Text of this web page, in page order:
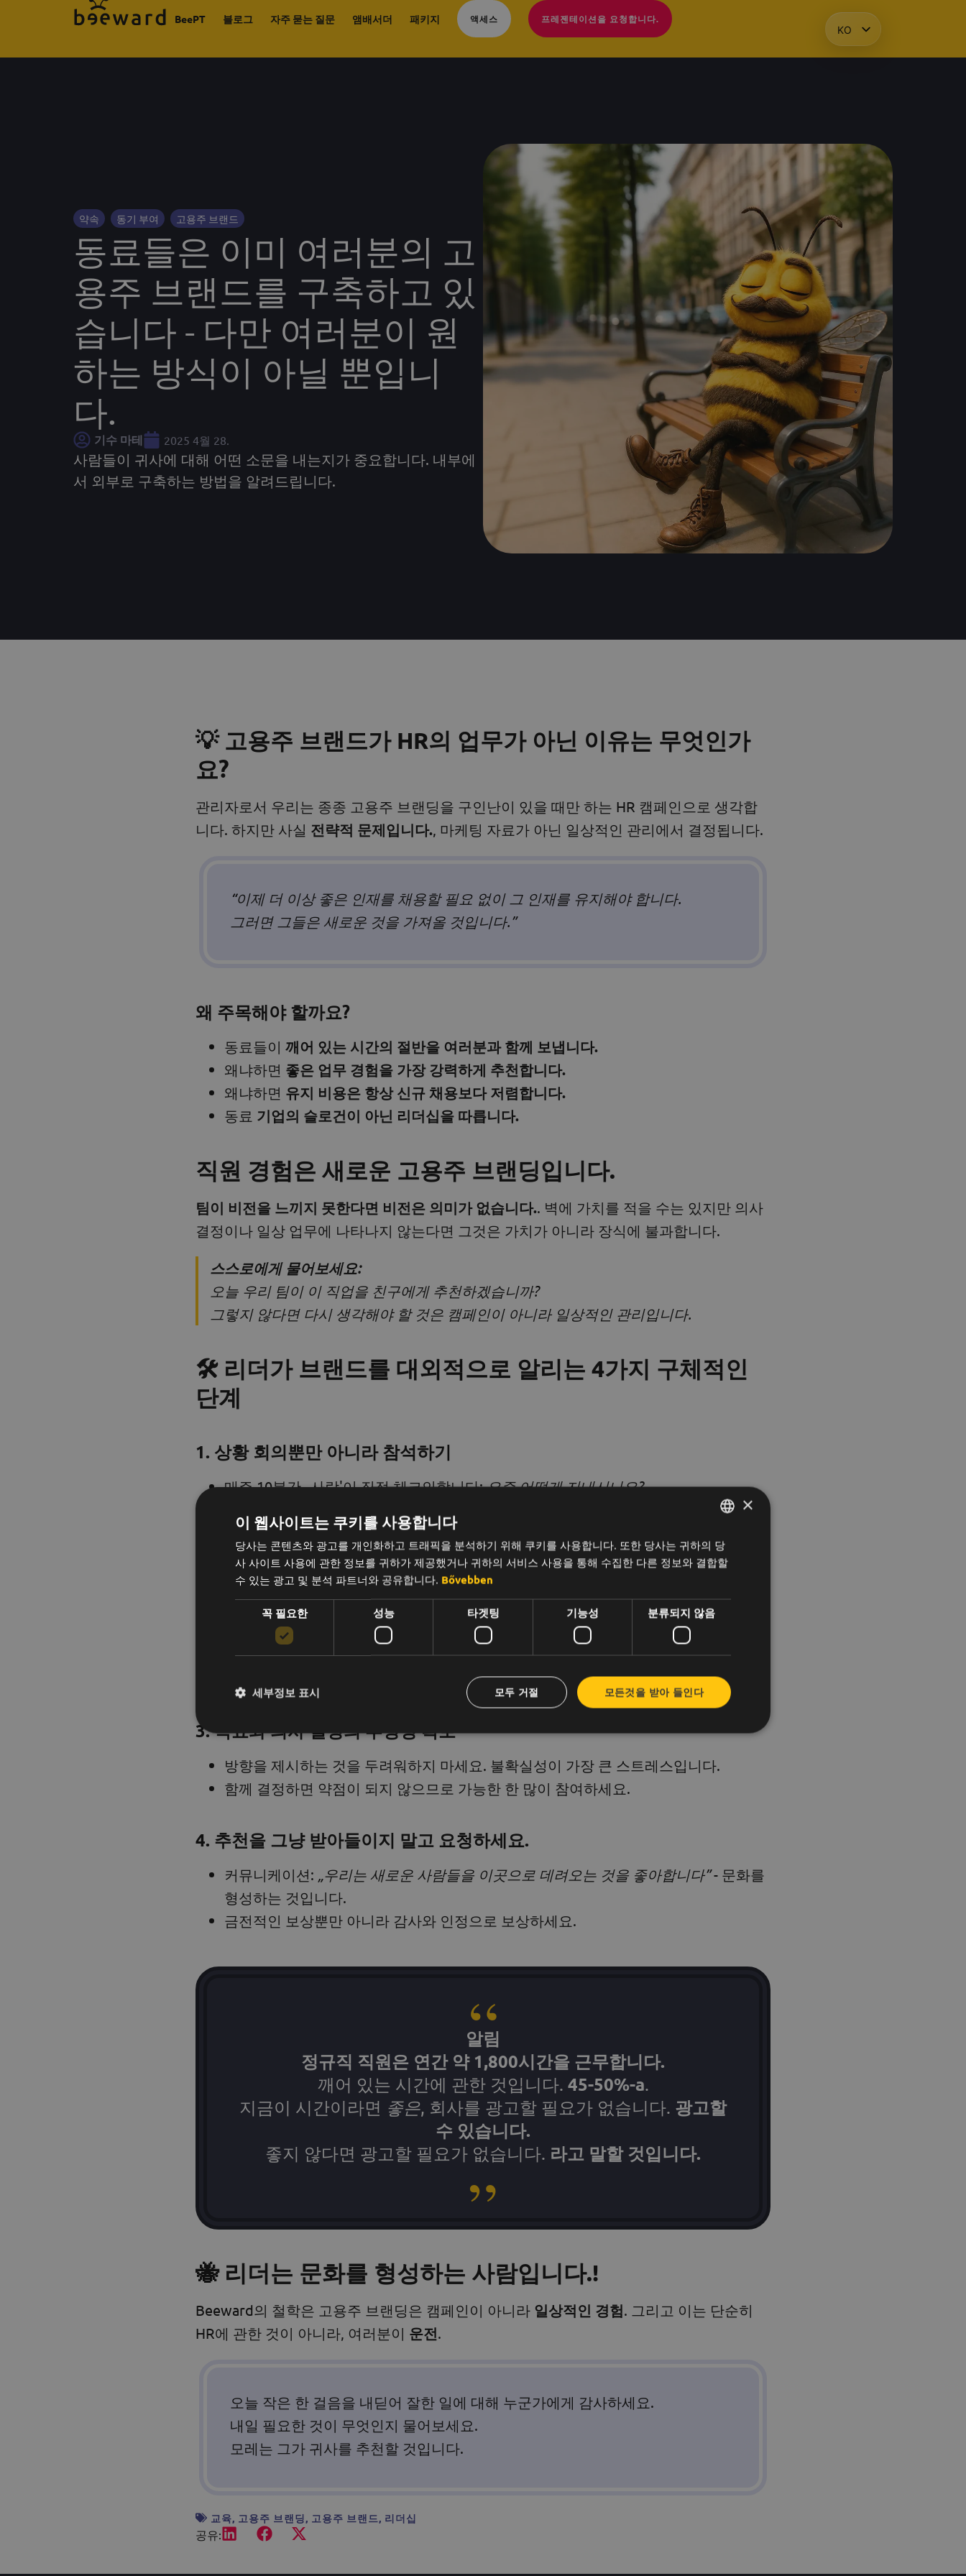
BeePT 블로그 자주 묻는 질문 앰배서더 패키지 액세스 프레젠테이션을 요청합니다.
KO
HU
약속 동기 부여 고용주 브랜드
동료들은 이미 여러분의 고
용주 브랜드를 구축하고 있
습니다 - 다만 여러분이 원
하는 방식이 아닐 뿐입니
다.
기수 마테 2025 4월 28.
사람들이 귀사에 대해 어떤 소문을 내는지가 중요합니다. 내부에
서 외부로 구축하는 방법을 알려드립니다.
💡 고용주 브랜드가 HR의 업무가 아닌 이유는 무엇인가
요?
관리자로서 우리는 종종 고용주 브랜딩을 구인난이 있을 때만 하는 HR 캠페인으로 생각합
니다. 하지만 사실 전략적 문제입니다., 마케팅 자료가 아닌 일상적인 관리에서 결정됩니다.
“이제 더 이상 좋은 인재를 채용할 필요 없이 그 인재를 유지해야 합니다.
그러면 그들은 새로운 것을 가져올 것입니다.”
왜 주목해야 할까요?
동료들이 깨어 있는 시간의 절반을 여러분과 함께 보냅니다.
왜냐하면 좋은 업무 경험을 가장 강력하게 추천합니다.
왜냐하면 유지 비용은 항상 신규 채용보다 저렴합니다.
동료 기업의 슬로건이 아닌 리더십을 따릅니다.
직원 경험은 새로운 고용주 브랜딩입니다.
팀이 비전을 느끼지 못한다면 비전은 의미가 없습니다.. 벽에 가치를 적을 수는 있지만 의사
결정이나 일상 업무에 나타나지 않는다면 그것은 가치가 아니라 장식에 불과합니다.
스스로에게 물어보세요:
오늘 우리 팀이 이 직업을 친구에게 추천하겠습니까?
그렇지 않다면 다시 생각해야 할 것은 캠페인이 아니라 일상적인 관리입니다.
🛠️ 리더가 브랜드를 대외적으로 알리는 4가지 구체적인
단계
1. 상황 회의뿐만 아니라 참석하기
매주 10분간 „사람'이 직접 체크인합니다:요즘 어떻게 지내시나요?
말만 하지 말고 물어보세요.
2. 진정한 피드백 문화 만들기
자신의 운영에 대한 피드백을 요청하고 실제로 경청하세요.
작은 것부터 인정하세요 - 성공은 연간 목표에만 국한되지 않습니다.
피어 투 피어 시스템도 인식을 지원한다면 그 영향력은 더욱 커질 것입니다.
3. 목표와 의사 결정의 투명성 확보
방향을 제시하는 것을 두려워하지 마세요. 불확실성이 가장 큰 스트레스입니다.
함께 결정하면 약점이 되지 않으므로 가능한 한 많이 참여하세요.
4. 추천을 그냥 받아들이지 말고 요청하세요.
커뮤니케이션: „우리는 새로운 사람들을 이곳으로 데려오는 것을 좋아합니다”- 문화를
형성하는 것입니다.
금전적인 보상뿐만 아니라 감사와 인정으로 보상하세요.
알림
정규직 직원은 연간 약 1,800시간을 근무합니다.
깨어 있는 시간에 관한 것입니다. 45-50%-a.
지금이 시간이라면 좋은, 회사를 광고할 필요가 없습니다. 광고할
수 있습니다.
좋지 않다면 광고할 필요가 없습니다. 라고 말할 것입니다.
🐝 리더는 문화를 형성하는 사람입니다.!
Beeward의 철학은 고용주 브랜딩은 캠페인이 아니라 일상적인 경험. 그리고 이는 단순히
HR에 관한 것이 아니라, 여러분이 운전.
오늘 작은 한 걸음을 내딛어 잘한 일에 대해 누군가에게 감사하세요.
내일 필요한 것이 무엇인지 물어보세요.
모레는 그가 귀사를 추천할 것입니다.
교육, 고용주 브랜딩, 고용주 브랜드, 리더십
공유:
헝가리어
영어
×
이 웹사이트는 쿠키를 사용합니다
당사는 콘텐츠와 광고를 개인화하고 트래픽을 분석하기 위해 쿠키를 사용합니다. 또한 당사는 귀하의 당
사 사이트 사용에 관한 정보를 귀하가 제공했거나 귀하의 서비스 사용을 통해 수집한 다른 정보와 결합할
수 있는 광고 및 분석 파트너와 공유합니다. Bővebben
꼭 필요한 성능 타겟팅 기능성 분류되지 않음
모든것을 받아 들인다
모두 거절
세부정보 표시